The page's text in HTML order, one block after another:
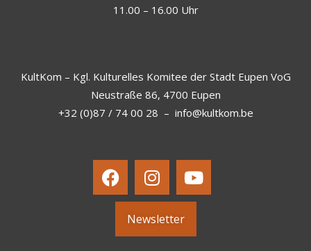
11.00 – 16.00 Uhr
KultKom – Kgl. Kulturelles Komitee der Stadt Eupen VoG
Neustraße 86, 4700 Eupen
+32 (0)87 / 74 00 28 – info@kultkom.be
Newsletter